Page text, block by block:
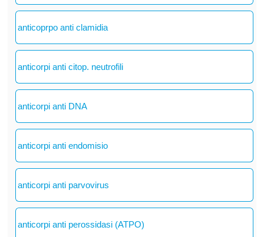
anticoprpo anti clamidia
anticorpi anti citop. neutrofili
anticorpi anti DNA
anticorpi anti endomisio
anticorpi anti parvovirus
anticorpi anti perossidasi (ATPO)